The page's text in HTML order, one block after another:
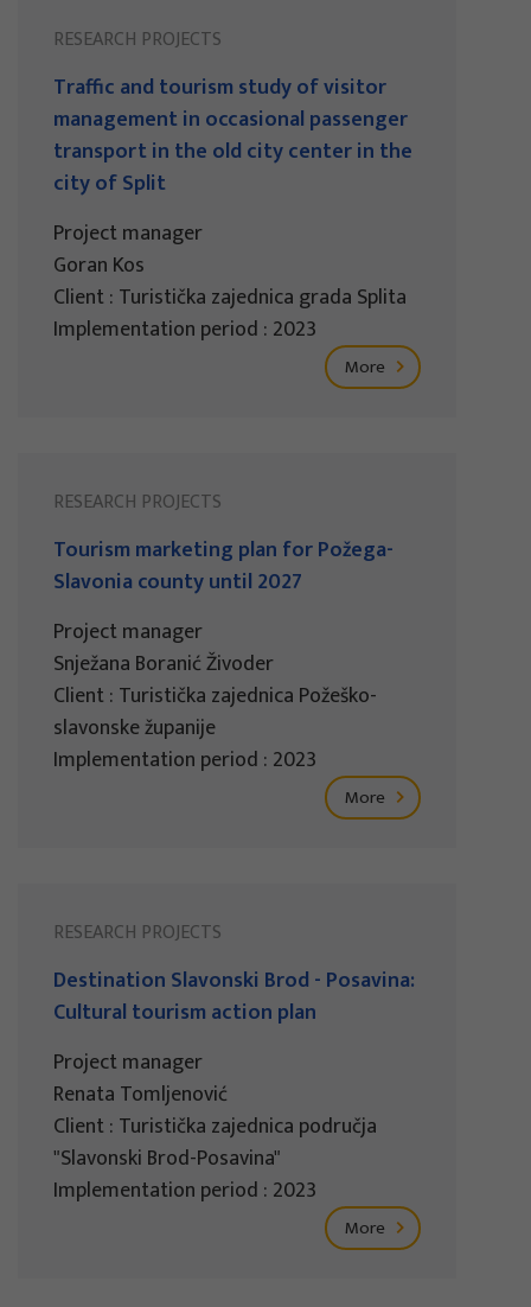
RESEARCH PROJECTS
Traffic and tourism study of visitor
management in occasional passenger
transport in the old city center in the
city of Split
Project manager
Goran Kos
Client : Turistička zajednica grada Splita
Implementation period : 2023
More
RESEARCH PROJECTS
Tourism marketing plan for Požega-
Slavonia county until 2027
Project manager
Snježana Boranić Živoder
Client : Turistička zajednica Požeško-
slavonske županije
Implementation period : 2023
More
RESEARCH PROJECTS
Destination Slavonski Brod - Posavina:
Cultural tourism action plan
Project manager
Renata Tomljenović
Client : Turistička zajednica područja
"Slavonski Brod-Posavina"
Implementation period : 2023
More